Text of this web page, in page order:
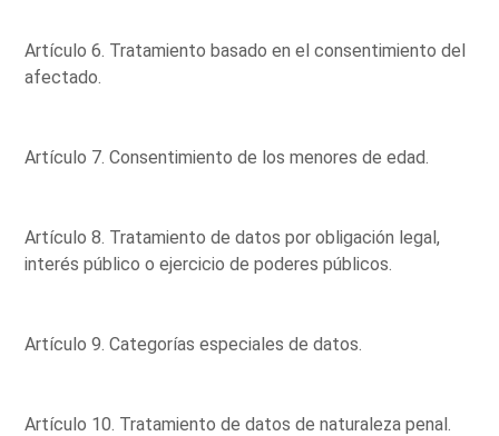
Artículo 6. Tratamiento basado en el consentimiento del
afectado.
Artículo 7. Consentimiento de los menores de edad.
Artículo 8. Tratamiento de datos por obligación legal,
interés público o ejercicio de poderes públicos.
Artículo 9. Categorías especiales de datos.
Artículo 10. Tratamiento de datos de naturaleza penal.